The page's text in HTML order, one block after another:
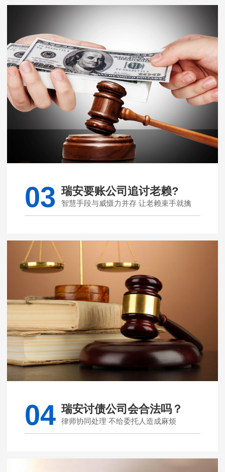
03 瑞安要账公司追讨老赖?
智慧手段与威慑力并存 让老赖束手就擒
04 瑞安讨债公司会合法吗？
律师协同处理 不给委托人造成麻烦